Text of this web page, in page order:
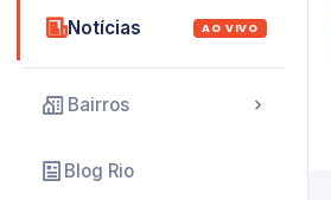
Notícias AO VIVO
Bairros
Blog Rio